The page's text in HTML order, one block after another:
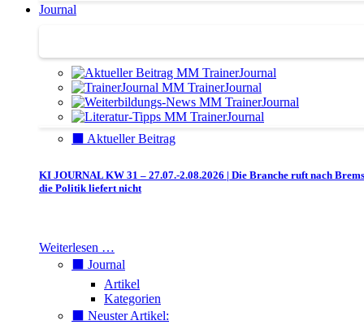
Journal
⬛️ Aktueller Beitrag
KI JOURNAL KW 31 – 27.07.-2.08.2026 | Die Branche ruft nach
die Politik liefert nicht
Weiterlesen …
⬛️ Journal
Artikel
Kategorien
⬛️ Neuster Artikel: